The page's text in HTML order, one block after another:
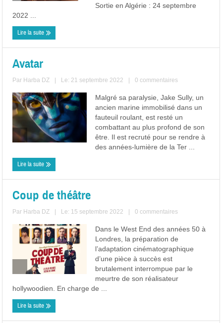
Sortie en Algérie : 24 septembre
2022 ...
Lire la suite
Avatar
Par Harba DZ Le: 21 septembre 2022 0 commentaires
Malgré sa paralysie, Jake Sully, un
ancien marine immobilisé dans un
fauteuil roulant, est resté un
combattant au plus profond de son
être. Il est recruté pour se rendre à
des années-lumière de la Ter ...
Lire la suite
Coup de théâtre
Par Harba DZ Le: 15 septembre 2022 0 commentaires
Dans le West End des années 50 à
Londres, la préparation de
l’adaptation cinématographique
d’une pièce à succès est
brutalement interrompue par le
meurtre de son réalisateur
hollywoodien. En charge de ...
Lire la suite